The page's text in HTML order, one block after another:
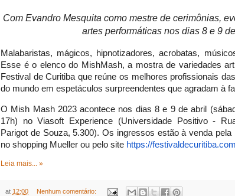
Com Evandro Mesquita como mestre de cerimônias,
artes performáticas nos dias 8 e 9
Malabaristas, mágicos, hipnotizadores, acrobatas,
Esse é o elenco do MishMash, a mostra de variedades
Festival de Curitiba que reúne os melhores profissionais
do mundo em espetáculos surpreendentes que agradam à
O Mish Mash 2023 acontece nos dias 8 e 9 de abril
17h) no Viasoft Experience (Universidade Positivo -
Parigot de Souza, 5.300). Os ingressos estão à venda pela
no shopping Mueller ou pelo site https://festivaldecuritiba.
Leia mais... »
at 12:00 Nenhum comentário: